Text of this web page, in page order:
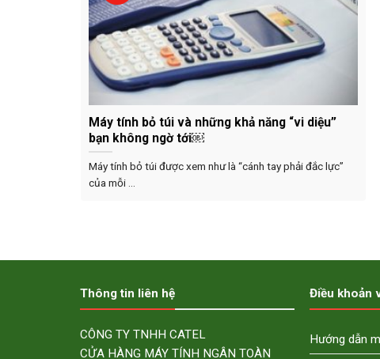
Máy tính bỏ túi và những khả năng “vi diệu”
bạn không ngờ tới￼
Máy tính bỏ túi được xem như là “cánh tay phải đắc lực”
của mỗi ...
Thông tin liên hệ
CÔNG TY TNHH CATEL
CỬA HÀNG MÁY TÍNH NGÂN TOÀN
Điều khoản
Hướng dẫn